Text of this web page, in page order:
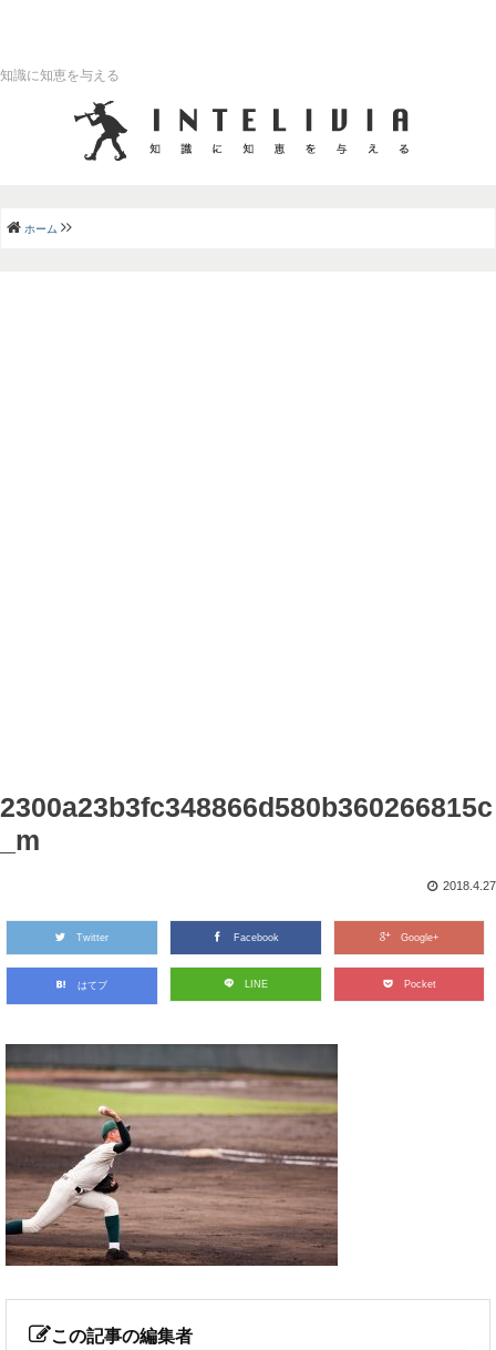
知識に知恵を与える
ホーム
2300a23b3fc348866d580b360266815c
_m
2018.4.27
Twitter Facebook Google+
はてブ LINE Pocket
この記事の編集者